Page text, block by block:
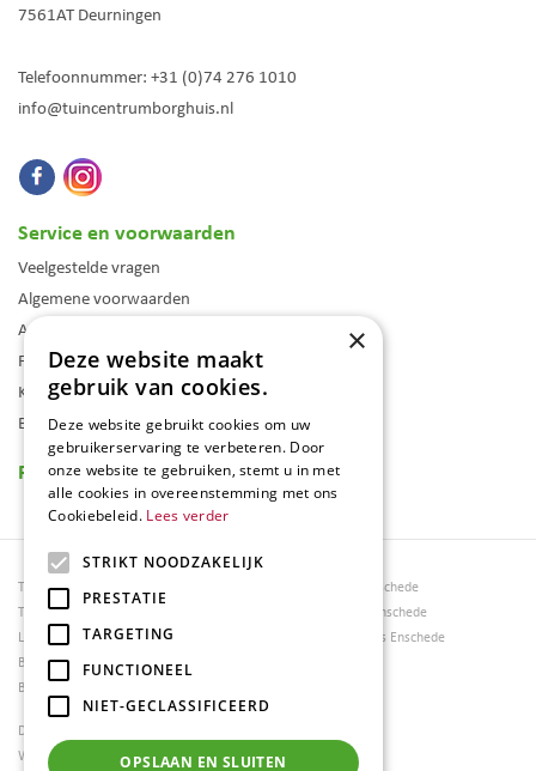
7561AT Deurningen
Telefoonnummer: +31 (0)74 276 1010
info@tuincentrumborghuis.nl
Service en voorwaarden
Veelgestelde vragen
Algemene voorwaarden
Assortiment
Folder
Klantenkaart
Blog
Reviews
Tuincentrum Borghuis
Tuinmeubels
Loungesets
Bloemen
Barbecues
Tuinmeubels Enschede
Tuinmeubelen Enschede
Woonaccessoires Enschede
Dierenwinkel Enschede
Weber bbq kopen Hengelo
×
Deze website maakt
gebruik van cookies.
Deze website gebruikt cookies om uw
gebruikerservaring te verbeteren. Door
onze website te gebruiken, stemt u in met
alle cookies in overeenstemming met ons
Cookiebeleid. Lees verder
STRIKT NOODZAKELIJK
PRESTATIE
TARGETING
FUNCTIONEEL
NIET-GECLASSIFICEERD
OPSLAAN EN SLUITEN